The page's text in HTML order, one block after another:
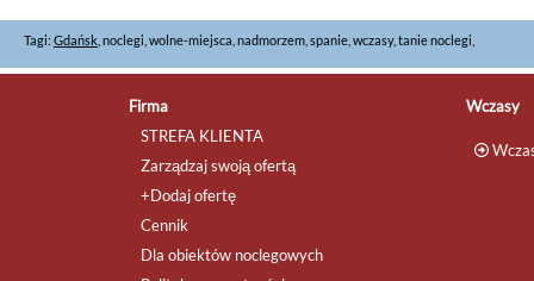
Tagi: Gdańsk , noclegi, wolne-miejsca, nadmorzem, spanie, wczasy, tanie noclegi,
Firma
STREFA KLIENTA
Zarządzaj swoją ofertą
+Dodaj ofertę
Cennik
Dla obiektów noclegowych
Wczasy